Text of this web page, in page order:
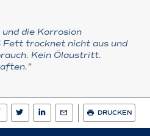
die Korrosion
Fett trocknet nicht aus und
Kein Ölaustritt.
DRUCKEN